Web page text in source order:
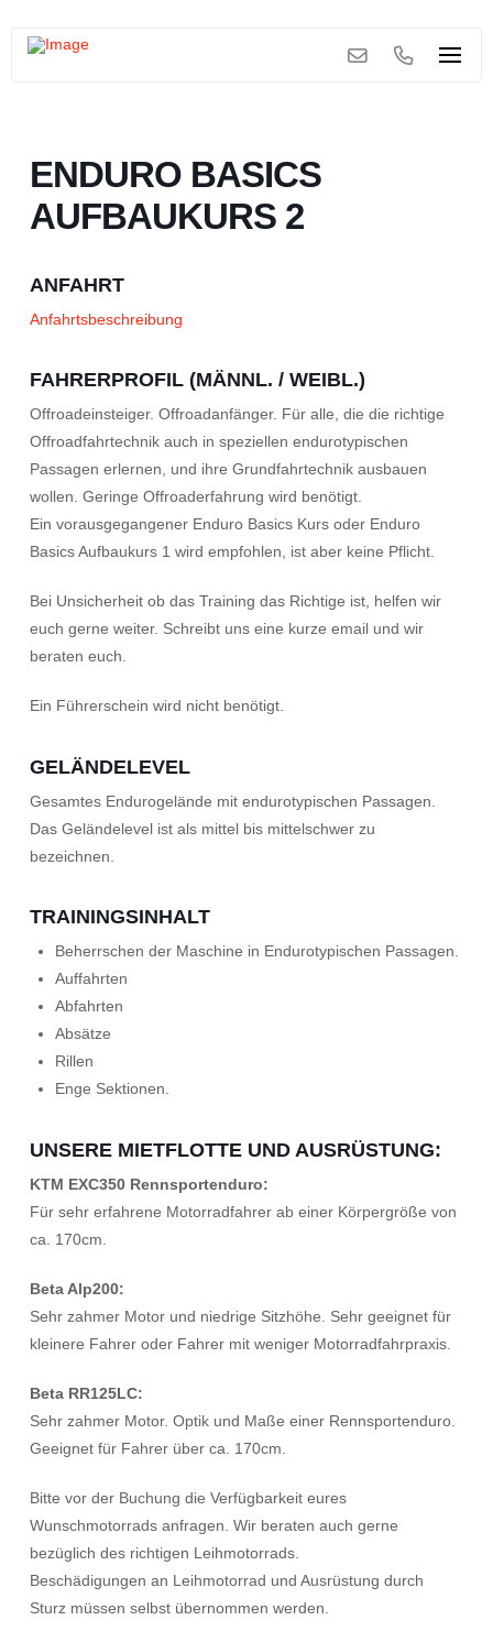
ENDURO BASICS
AUFBAUKURS 2
ANFAHRT
Anfahrtsbeschreibung
FAHRERPROFIL (MÄNNL. / WEIBL.)
Offroadeinsteiger. Offroadanfänger. Für alle, die die richtige
Offroadfahrtechnik auch in speziellen endurotypischen
Passagen erlernen, und ihre Grundfahrtechnik ausbauen
wollen. Geringe Offroaderfahrung wird benötigt.
Ein vorausgegangener Enduro Basics Kurs oder Enduro
Basics Aufbaukurs 1 wird empfohlen, ist aber keine Pflicht.
Bei Unsicherheit ob das Training das Richtige ist, helfen wir
euch gerne weiter. Schreibt uns eine kurze email und wir
beraten euch.
Ein Führerschein wird nicht benötigt.
GELÄNDELEVEL
Gesamtes Endurogelände mit endurotypischen Passagen.
Das Geländelevel ist als mittel bis mittelschwer zu
bezeichnen.
TRAININGSINHALT
Beherrschen der Maschine in Endurotypischen Passagen.
Auffahrten
Abfahrten
Absätze
Rillen
Enge Sektionen.
UNSERE MIETFLOTTE UND AUSRÜSTUNG:
KTM EXC350 Rennsportenduro:
Für sehr erfahrene Motorradfahrer ab einer Körpergröße von
ca. 170cm.
Beta Alp200:
Sehr zahmer Motor und niedrige Sitzhöhe. Sehr geeignet für
kleinere Fahrer oder Fahrer mit weniger Motorradfahrpraxis.
Beta RR125LC:
Sehr zahmer Motor. Optik und Maße einer Rennsportenduro.
Geeignet für Fahrer über ca. 170cm.
Bitte vor der Buchung die Verfügbarkeit eures
Wunschmotorrads anfragen. Wir beraten auch gerne
bezüglich des richtigen Leihmotorrads.
Beschädigungen an Leihmotorrad und Ausrüstung durch
Sturz müssen selbst übernommen werden.